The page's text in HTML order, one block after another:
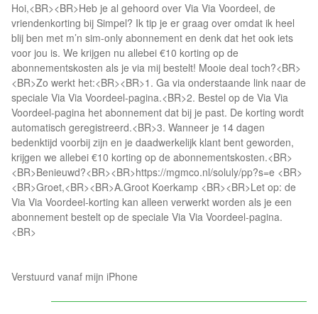
Hoi,<BR><BR>Heb je al gehoord over Via Via Voordeel, de
vriendenkorting bij Simpel? Ik tip je er graag over omdat ik heel
blij ben met m’n sim-only abonnement en denk dat het ook iets
voor jou is. We krijgen nu allebei €10 korting op de
abonnementskosten als je via mij bestelt! Mooie deal toch?<BR>
<BR>Zo werkt het:<BR><BR>1. Ga via onderstaande link naar de
speciale Via Via Voordeel-pagina.<BR>2. Bestel op de Via Via
Voordeel-pagina het abonnement dat bij je past. De korting wordt
automatisch geregistreerd.<BR>3. Wanneer je 14 dagen
bedenktijd voorbij zijn en je daadwerkelijk klant bent geworden,
krijgen we allebei €10 korting op de abonnementskosten.<BR>
<BR>Benieuwd?<BR><BR>https://mgmco.nl/soluly/pp?s=e <BR>
<BR>Groet,<BR><BR>A.Groot Koerkamp <BR><BR>Let op: de
Via Via Voordeel-korting kan alleen verwerkt worden als je een
abonnement bestelt op de speciale Via Via Voordeel-pagina.
<BR>
Verstuurd vanaf mijn iPhone